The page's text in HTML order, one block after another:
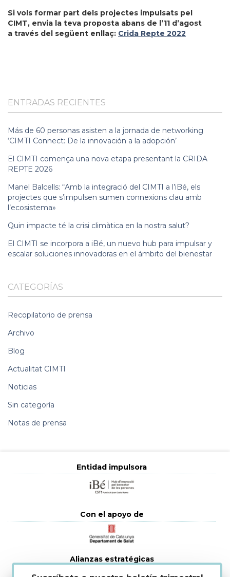
Si vols formar part dels projectes impulsats pel
CIMT, envia la teva proposta abans de l’11 d’agost
a través del següent enllaç: Crida Repte 2022
ENTRADAS RECIENTES
Más de 60 personas asisten a la jornada de networking
‘CIMTI Connect: De la innovación a la adopción’
El CIMTI comença una nova etapa presentant la CRIDA
REPTE 2026
Manel Balcells: “Amb la integració del CIMTI a l’iBé, els
projectes que s’impulsen sumen connexions clau amb
l’ecosistema»
Quin impacte té la crisi climàtica en la nostra salut?
El CIMTI se incorpora a iBé, un nuevo hub para impulsar y
escalar soluciones innovadoras en el ámbito del bienestar
CATEGORÍAS
Recopilatorio de prensa
Archivo
Blog
Actualitat CIMTI
Noticias
Sin categoría
Notas de prensa
Entidad impulsora
Con el apoyo de
Alianzas estratégicas